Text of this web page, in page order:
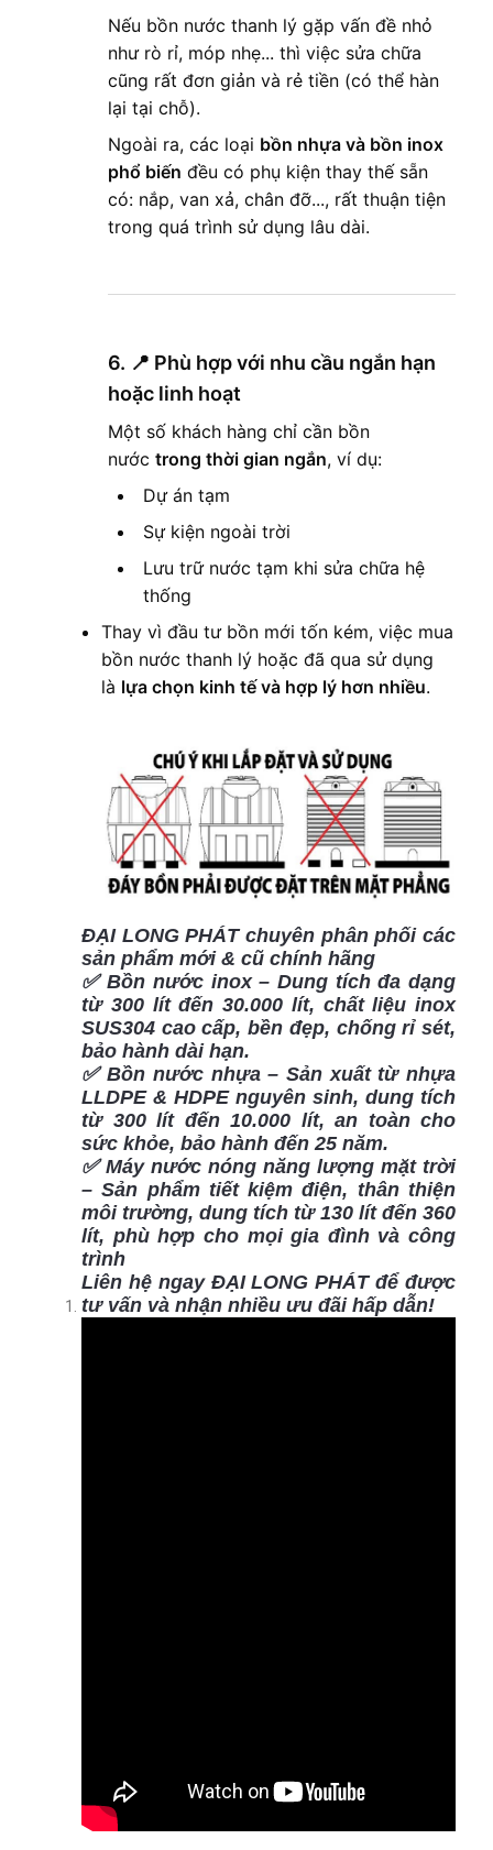
Nếu bồn nước thanh lý gặp vấn đề nhỏ
như rò rỉ, móp nhẹ... thì việc sửa chữa
cũng rất đơn giản và rẻ tiền (có thể hàn
lại tại chỗ).
Ngoài ra, các loại bồn nhựa và bồn inox
phổ biến đều có phụ kiện thay thế sẵn
có: nắp, van xả, chân đỡ..., rất thuận tiện
trong quá trình sử dụng lâu dài.
6. 📍 Phù hợp với nhu cầu ngắn hạn
hoặc linh hoạt
Một số khách hàng chỉ cần bồn
nước trong thời gian ngắn, ví dụ:
Dự án tạm
Sự kiện ngoài trời
Lưu trữ nước tạm khi sửa chữa hệ
thống
Thay vì đầu tư bồn mới tốn kém, việc mua
bồn nước thanh lý hoặc đã qua sử dụng
là lựa chọn kinh tế và hợp lý hơn nhiều.
ĐẠI LONG PHÁT chuyên phân phối các
sản phẩm mới & cũ chính hãng
✅ Bồn nước inox – Dung tích đa dạng
từ 300 lít đến 30.000 lít, chất liệu inox
SUS304 cao cấp, bền đẹp, chống rỉ sét,
bảo hành dài hạn.
✅ Bồn nước nhựa – Sản xuất từ nhựa
LLDPE & HDPE nguyên sinh, dung tích
từ 300 lít đến 10.000 lít, an toàn cho
sức khỏe, bảo hành đến 25 năm.
✅ Máy nước nóng năng lượng mặt trời
– Sản phẩm tiết kiệm điện, thân thiện
môi trường, dung tích từ 130 lít đến 360
lít, phù hợp cho mọi gia đình và công
trình
Liên hệ ngay ĐẠI LONG PHÁT để được
tư vấn và nhận nhiều ưu đãi hấp dẫn!